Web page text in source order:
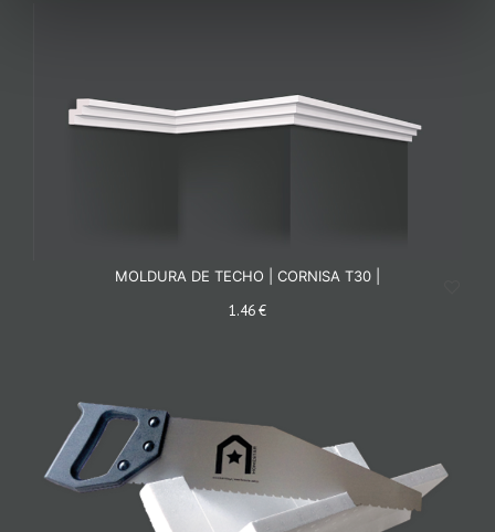
MOLDURA DE TECHO | CORNISA T30 |
1.46 €